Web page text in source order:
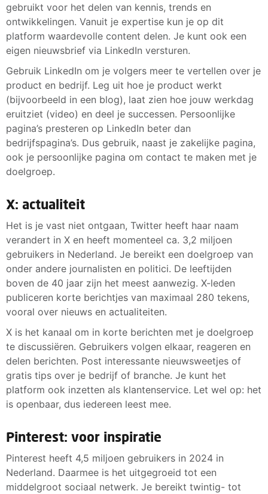
gebruikt voor het delen van kennis, trends en
ontwikkelingen. Vanuit je expertise kun je op dit
platform waardevolle content delen. Je kunt ook een
eigen nieuwsbrief via LinkedIn versturen.
Gebruik LinkedIn om je volgers meer te vertellen over je
product en bedrijf. Leg uit hoe je product werkt
(bijvoorbeeld in een blog), laat zien hoe jouw werkdag
eruitziet (video) en deel je successen. Persoonlijke
pagina’s presteren op LinkedIn beter dan
bedrijfspagina’s. Dus gebruik, naast je zakelijke pagina,
ook je persoonlijke pagina om contact te maken met je
doelgroep.
X: actualiteit
Het is je vast niet ontgaan, Twitter heeft haar naam
verandert in X en heeft momenteel ca. 3,2 miljoen
gebruikers in Nederland. Je bereikt een doelgroep van
onder andere journalisten en politici. De leeftijden
boven de 40 jaar zijn het meest aanwezig. X-leden
publiceren korte berichtjes van maximaal 280 tekens,
vooral over nieuws en actualiteiten.
X is het kanaal om in korte berichten met je doelgroep
te discussiëren. Gebruikers volgen elkaar, reageren en
delen berichten. Post interessante nieuwsweetjes of
gratis tips over je bedrijf of branche. Je kunt het
platform ook inzetten als klantenservice. Let wel op: het
is openbaar, dus iedereen leest mee.
Pinterest: voor inspiratie
Pinterest heeft 4,5 miljoen gebruikers in 2024 in
Nederland. Daarmee is het uitgegroeid tot een
middelgroot sociaal netwerk. Je bereikt twintig- tot